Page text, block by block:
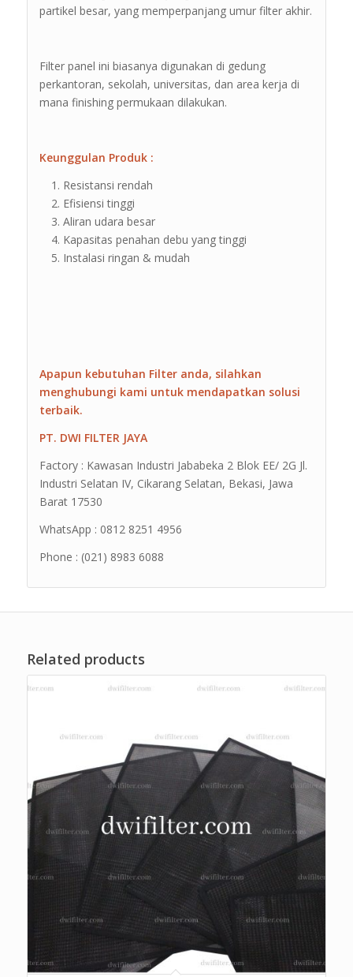
partikel besar, yang memperpanjang umur filter akhir.
Filter panel ini biasanya digunakan di gedung
perkantoran, sekolah, universitas, dan area kerja di
mana finishing permukaan dilakukan.
Keunggulan Produk :
Resistansi rendah
Efisiensi tinggi
Aliran udara besar
Kapasitas penahan debu yang tinggi
Instalasi ringan & mudah
Apapun kebutuhan Filter anda, silahkan
menghubungi kami untuk mendapatkan solusi
terbaik.
PT. DWI FILTER JAYA
Factory : Kawasan Industri Jababeka 2 Blok EE/ 2G Jl.
Industri Selatan IV, Cikarang Selatan, Bekasi, Jawa
Barat 17530
WhatsApp : 0812 8251 4956
Phone : (021) 8983 6088
Related products